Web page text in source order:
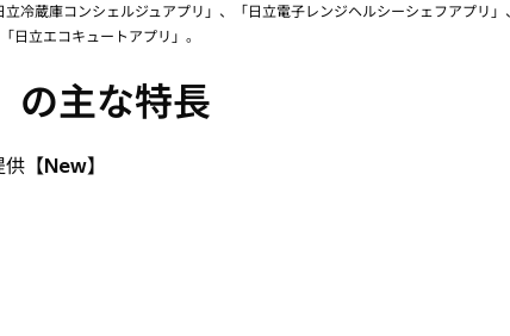
冷蔵庫コンシェルジュアプリ」、「日立電子レンジヘルシーシェフアプリ」
日立エコキュートアプリ」。
の主な特長
供 【New】